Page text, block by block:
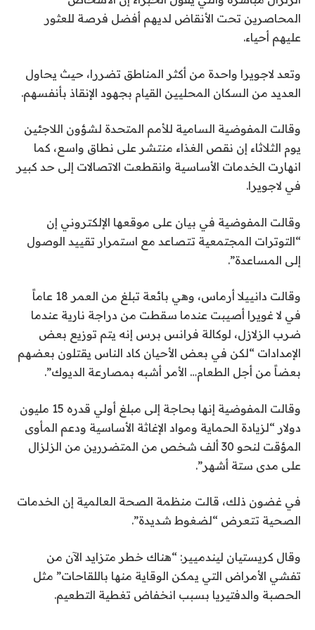
المحاصرين تحت الأنقاض لديهم أفضل فرصة للعثور
عليهم أحياء.
وتعد لاجويرا واحدة من أكثر المناطق تضررا، حيث يحاول
العديد من السكان المحليين القيام بجهود الإنقاذ بأنفسهم.
وقالت المفوضية السامية للأمم المتحدة لشؤون اللاجئين
يوم الثلاثاء إن نقص الغذاء منتشر على نطاق واسع، كما
انهارت الخدمات الأساسية وانقطعت الاتصالات إلى حد كبير
في لاجويرا.
وقالت المفوضية في بيان على موقعها الإلكتروني إن
“التوترات المجتمعية تتصاعد مع استمرار تقييد الوصول
إلى المساعدة”.
وقالت دانييلا أرماس، وهي بائعة تبلغ من العمر 18 عاماً
في لا غويرا أصيبت عندما سقطت من دراجة نارية عندما
ضرب الزلازل، لوكالة فرانس برس إنه يتم توزيع بعض
الإمدادات “لكن في بعض الأحيان كاد الناس يقتلون بعضهم
بعضاً من أجل الطعام… الأمر أشبه بمصارعة الديوك”.
وقالت المفوضية إنها بحاجة إلى مبلغ أولي قدره 15 مليون
دولار “لزيادة الحماية ومواد الإغاثة الأساسية ودعم المأوى
المؤقت لنحو 30 ألف شخص من المتضررين من الزلزال
على مدى ستة أشهر”.
في غضون ذلك، قالت منظمة الصحة العالمية إن الخدمات
الصحية تتعرض “لضغوط شديدة”.
وقال كريستيان ليندميير: “هناك خطر متزايد الآن من
تفشي الأمراض التي يمكن الوقاية منها باللقاحات” مثل
الحصبة والدفتيريا بسبب انخفاض تغطية التطعيم.